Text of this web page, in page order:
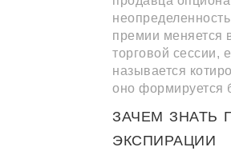
премии меняется
торговой сессии,
называется
оно формируется
ЗАЧЕМ ЗНАТЬ
ЭКСПИРАЦИИ